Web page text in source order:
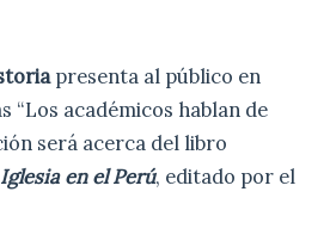
presenta al público en
“Los académicos hablan de
será acerca del libro
en el Perú, editado por el